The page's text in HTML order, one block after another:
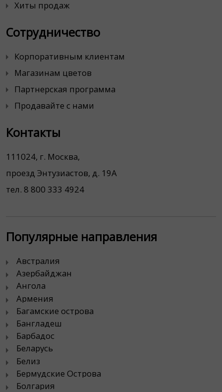
Хиты продаж
Сотрудничество
Корпоративным клиентам
Магазинам цветов
Партнерская программа
Продавайте с нами
Контакты
111024, г. Москва,
проезд Энтузиастов, д. 19А
тел. 8 800 333 4924
Популярные направления
Австралия
Азербайджан
Ангола
Армения
Багамские острова
Бангладеш
Барбадос
Беларусь
Белиз
Бермудские Острова
Болгария